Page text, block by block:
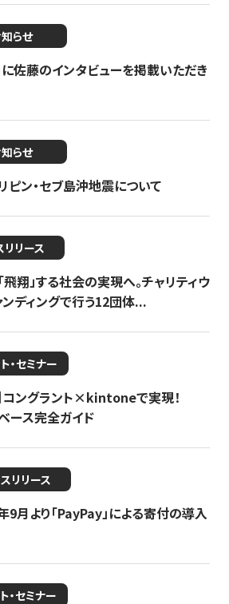
らせ
に佐藤のインタビューを掲載いただき
らせ
ピン・セブ島沖地震について
リリース
翔」する社会の実現へ。チャリティウ
ンディングで行う12団体...
・セミナー
コングラント×kintoneで実現！
ース完全ガイド
リリース
9月より「PayPay」による寄付の導入
・セミナー